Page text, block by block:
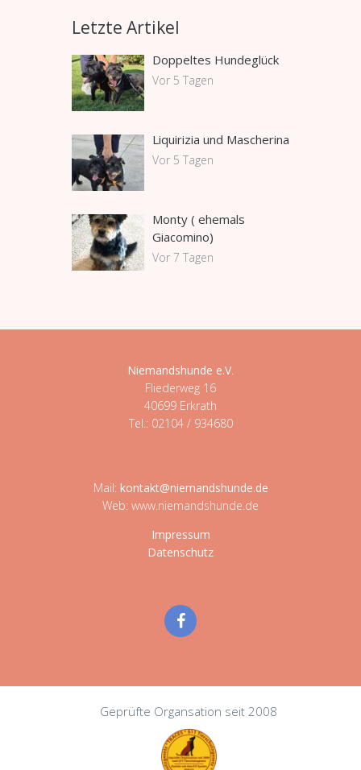
Letzte Artikel
Doppeltes Hundeglück
Vor 5 Tagen
Liquirizia und Mascherina
Vor 5 Tagen
Monty ( ehemals
Giacomino)
Vor 7 Tagen
Niemandshunde e.V.
Fliederweg 16
40699 Erkrath
Tel.: 02104 / 934680
Mail: kontakt@niemandshunde.de
Web: www.niemandshunde.de
Impressum
Datenschutz
Geprüfte Organsation seit 2008